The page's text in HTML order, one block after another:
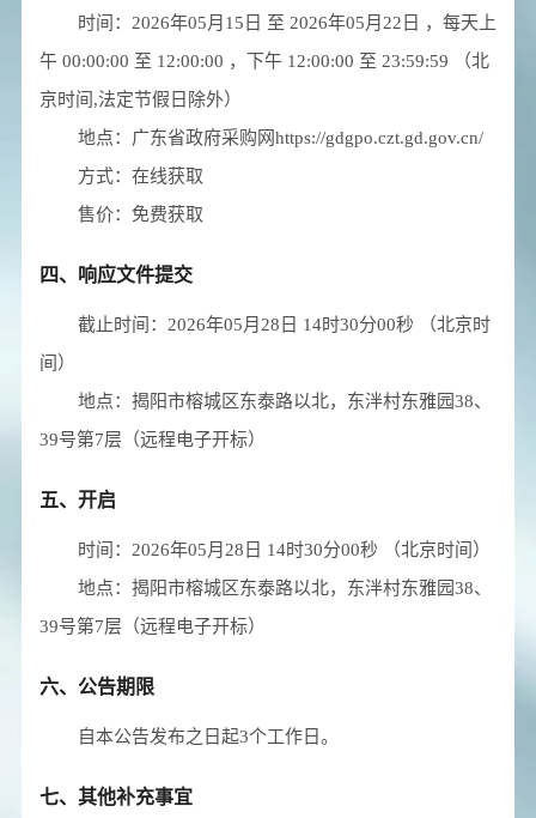
时间： 2026年05月15日 至 2026年05月22日 ，每天上
午00:00:00 至 12:00:00 ，下午12:00:00 至 23:59:59
（北
京时间,法定节假日除外）
地点： 广东省政府采购网https://gdgpo.czt.gd.gov.cn/
方式： 在线获取
售价： 免费获取
四、响应文件提交
截止时间： 2026年05月28日 14时30分00秒
（北京时
间）
地点： 揭阳市榕城区东泰路以北，东泮村东雅园38、
39号第7层（远程电子开标）
五、开启
时间： 2026年05月28日 14时30分00秒
（北京时间）
地点： 揭阳市榕城区东泰路以北，东泮村东雅园38、
39号第7层（远程电子开标）
六、公告期限
自本公告发布之日起3个工作日。
七、其他补充事宜